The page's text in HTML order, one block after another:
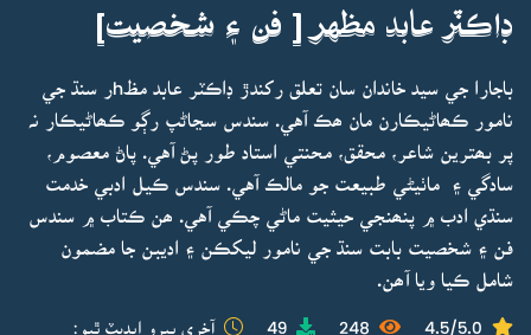
ڊاڪٽر عابد مظهر [ فن ۽ شخصيت]
باجارا جي سيد خاندان سان تعلق رکندڙ ڊاڪٽر عابد مظhر سنڌ جي
نامور ڪھاڻيڪارن مان ھڪ آهي. سندس سڃاڻپ رڳو ڪھاڻيڪار نہ
پر بھترين شاعر، محقق، محنتي استاد طور پڻ آهي. پاڻ معصوم،
سادگي ۽ ماٺيڻي طبيعت جو مالڪ آهي. سندس ڪيل ادبي خدمت
سنڌي ادب ۾ پنھنجي حيثيت ماڻي چڪي آهي. ھن ڪتاب ۾ سندس
فن ۽ شخصيت بابت سنڌ جي نامور ليکڪن ۽ اديبن جا مضمون
شامل ڪيا ويا آھن.
4.5/5.0
248
49 آخري ڀيرو اپڊيٽ ٿيو: